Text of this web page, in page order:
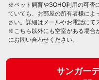
※ペット飼育やSOHO利用の可否
ていても、お部屋の所有者様によ
さい。詳細はメールやお電話にて
※こちら以外にも空室がある場合
にお問い合わせください。
サンガー